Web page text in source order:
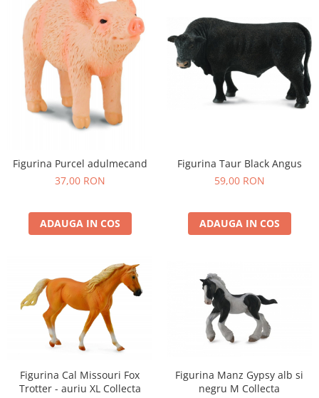
Figurina Purcel adulmecand
37,00 RON
ADAUGA IN COS
Figurina Taur Black Angus
59,00 RON
ADAUGA IN COS
Figurina Cal Missouri Fox
Trotter - auriu XL Collecta
Figurina Manz Gypsy alb si
negru M Collecta